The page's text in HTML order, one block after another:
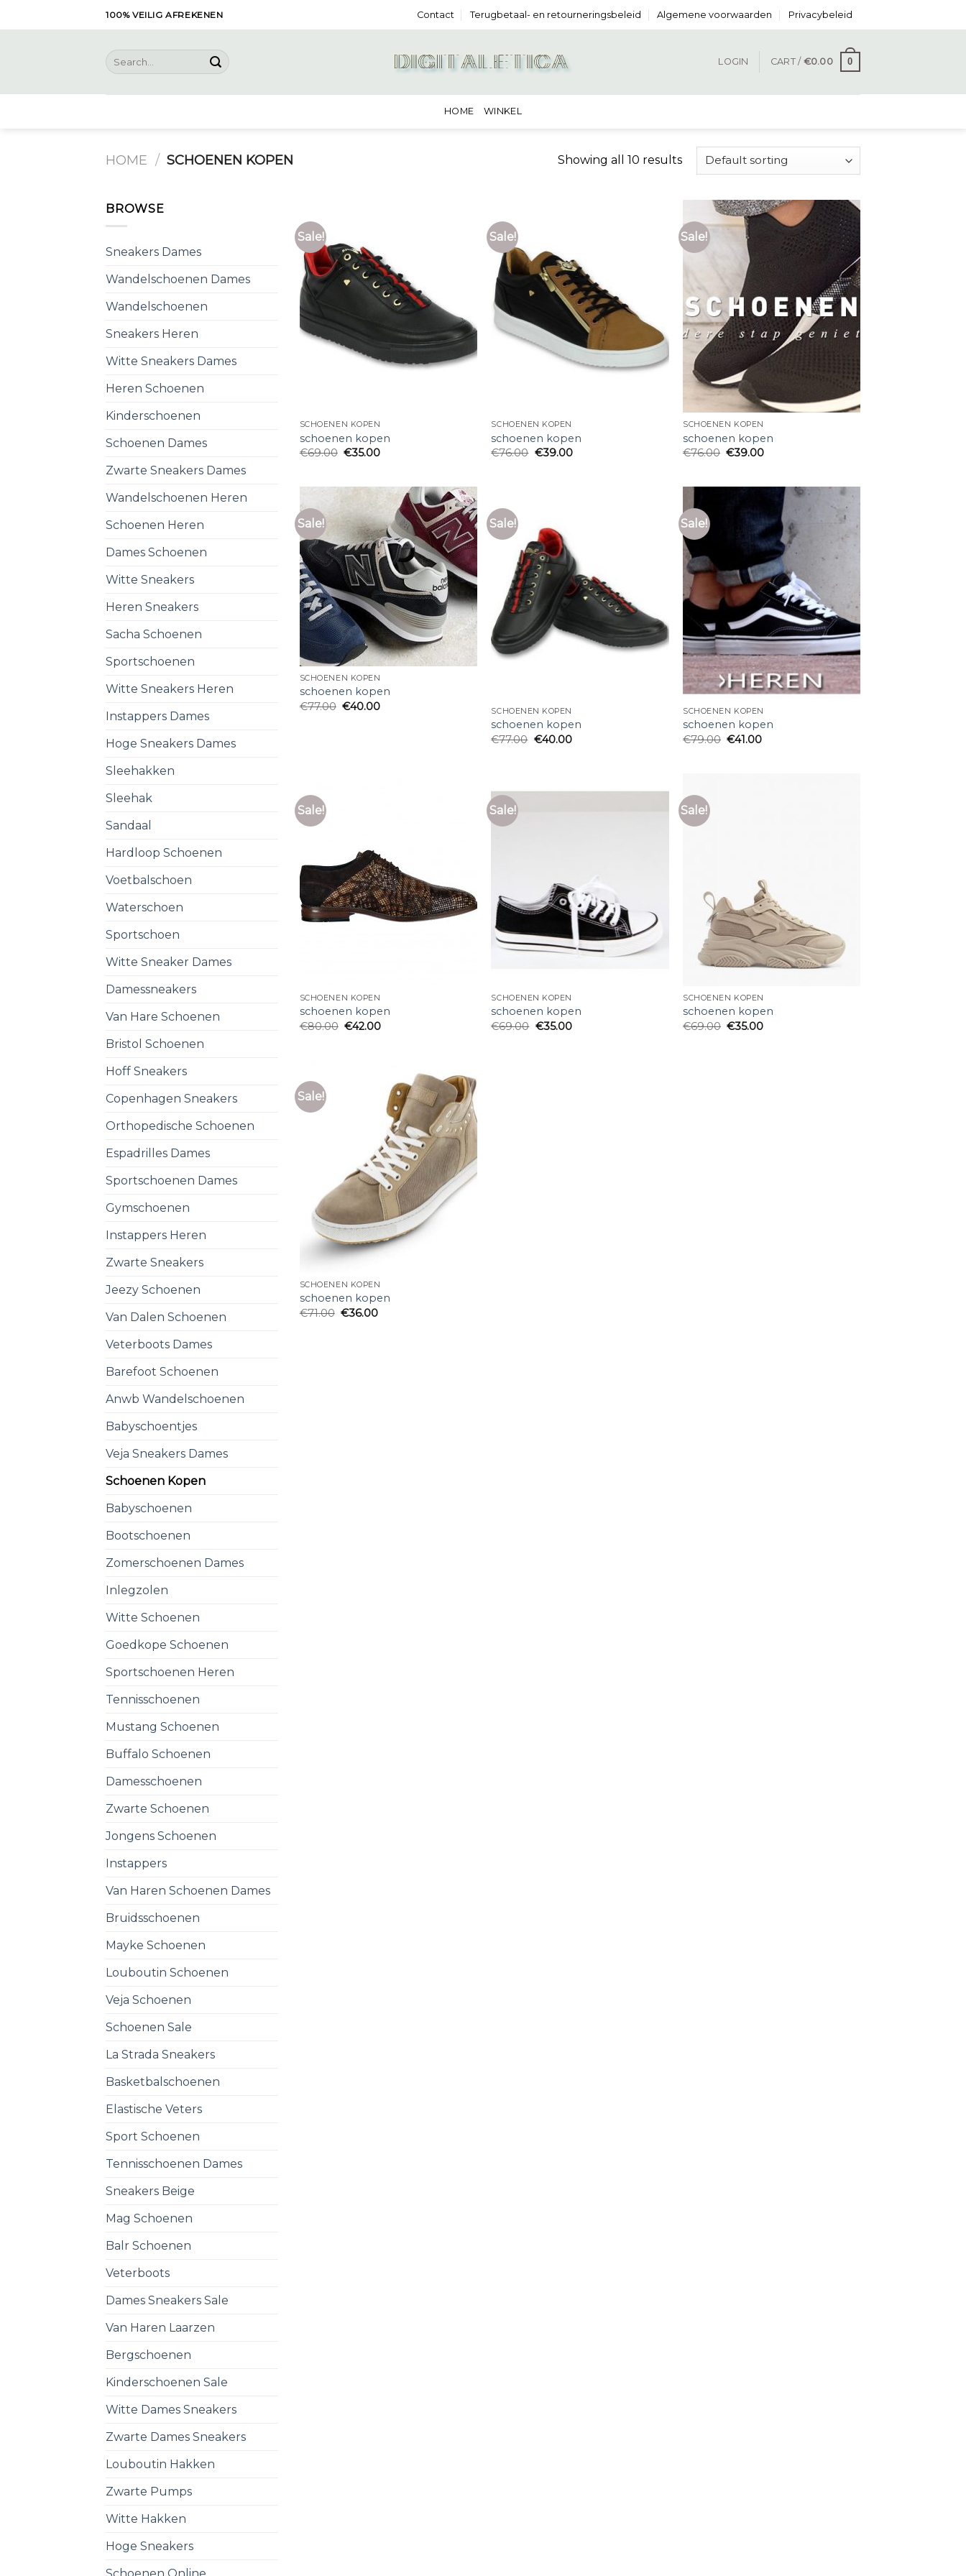
to
100% VEILIG AFREKENEN Contact Terugbetaal- en retourneringsbeleid Algemene voorwaarden Privacybeleid
Search
for:
LOGIN CART / €0.00 0
HOME WINKEL
HOME / SCHOENEN KOPEN Showing all 10 results
BROWSE
Sneakers Dames
Wandelschoenen Dames
Wandelschoenen
Sneakers Heren
Witte Sneakers Dames
Heren Schoenen
Kinderschoenen
Schoenen Dames
Zwarte Sneakers Dames
Wandelschoenen Heren
Schoenen Heren
Dames Schoenen
Witte Sneakers
Heren Sneakers
Sacha Schoenen
Sportschoenen
Witte Sneakers Heren
Instappers Dames
Hoge Sneakers Dames
Sleehakken
Sleehak
Sandaal
Hardloop Schoenen
Voetbalschoen
Waterschoen
Sportschoen
Witte Sneaker Dames
Damessneakers
Van Hare Schoenen
Bristol Schoenen
Hoff Sneakers
Copenhagen Sneakers
Orthopedische Schoenen
Espadrilles Dames
Sportschoenen Dames
Gymschoenen
Instappers Heren
Zwarte Sneakers
Jeezy Schoenen
Van Dalen Schoenen
Veterboots Dames
Barefoot Schoenen
Anwb Wandelschoenen
Babyschoentjes
Veja Sneakers Dames
Schoenen Kopen
Babyschoenen
Bootschoenen
Zomerschoenen Dames
Inlegzolen
Witte Schoenen
Goedkope Schoenen
Sportschoenen Heren
Tennisschoenen
Mustang Schoenen
Buffalo Schoenen
Damesschoenen
Zwarte Schoenen
Jongens Schoenen
Instappers
Van Haren Schoenen Dames
Bruidsschoenen
Mayke Schoenen
Louboutin Schoenen
Veja Schoenen
Schoenen Sale
La Strada Sneakers
Basketbalschoenen
Elastische Veters
Sport Schoenen
Tennisschoenen Dames
Sneakers Beige
Mag Schoenen
Balr Schoenen
Veterboots
Dames Sneakers Sale
Van Haren Laarzen
Bergschoenen
Kinderschoenen Sale
Witte Dames Sneakers
Zwarte Dames Sneakers
Louboutin Hakken
Zwarte Pumps
Witte Hakken
Hoge Sneakers
Sale!
SCHOENEN KOPEN
schoenen kopen
€69.00 €35.00
Sale!
SCHOENEN KOPEN
schoenen kopen
€76.00 €39.00
Sale!
SCHOENEN KOPEN
schoenen kopen
€76.00 €39.00
Sale!
SCHOENEN KOPEN
schoenen kopen
€77.00 €40.00
Sale!
SCHOENEN KOPEN
schoenen kopen
€77.00 €40.00
Sale!
SCHOENEN KOPEN
schoenen kopen
€79.00 €41.00
Sale!
SCHOENEN KOPEN
schoenen kopen
€80.00 €42.00
Sale!
SCHOENEN KOPEN
schoenen kopen
€69.00 €35.00
Sale!
SCHOENEN KOPEN
schoenen kopen
€69.00 €35.00
Sale!
SCHOENEN KOPEN
schoenen kopen
€71.00 €36.00